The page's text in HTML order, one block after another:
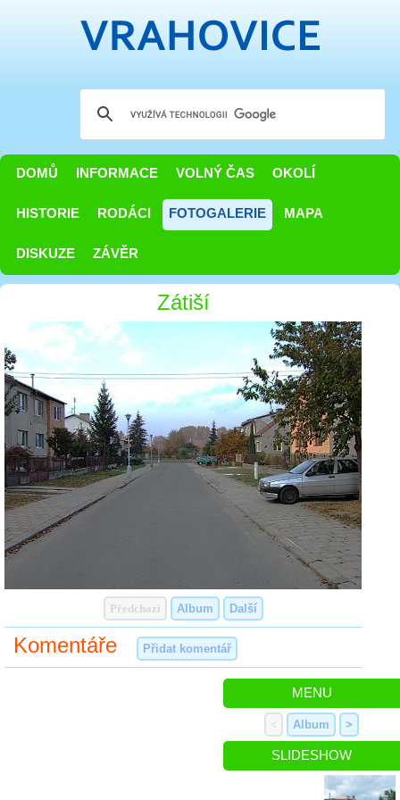
DOMŮ INFORMACE VOLNÝ ČAS OKOLÍ
HISTORIE RODÁCI FOTOGALERIE MAPA
DISKUZE ZÁVĚR
Zátiší
Předchozí Album Další
Komentáře Přidat komentář
MENU
< Album >
SLIDESHOW